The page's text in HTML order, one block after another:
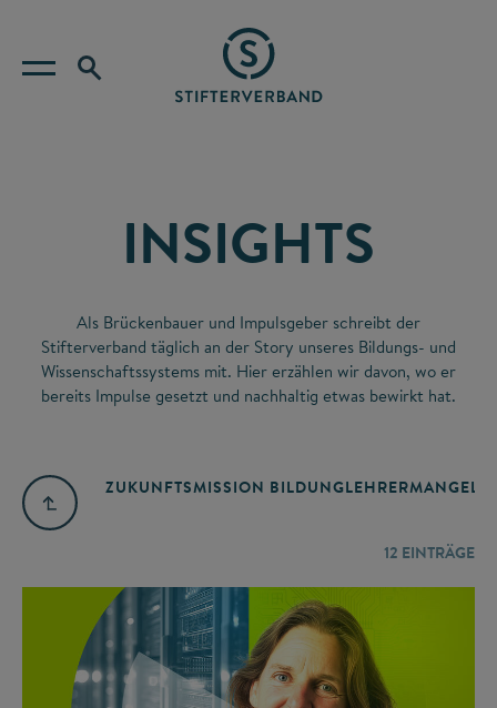
INSIGHTS
Als Brückenbauer und Impulsgeber schreibt der
Stifterverband täglich an der Story unseres Bildungs- und
Wissenschaftssystems mit. Hier erzählen wir davon, wo er
bereits Impulse gesetzt und nachhaltig etwas bewirkt hat.
ZUKUNFTSMISSION BILDUNGLEHRERMANGEL
12 EINTRÄGE